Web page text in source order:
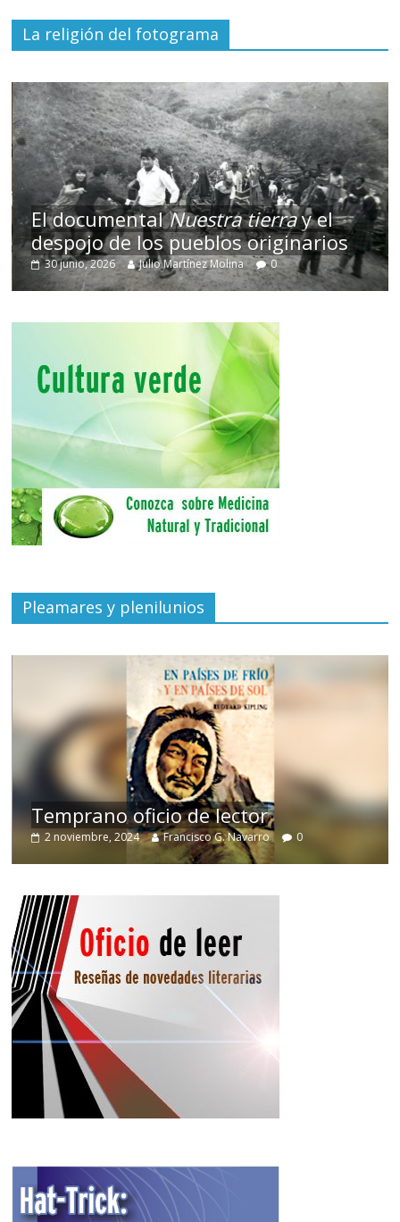
La religión del fotograma
El documentalNuestra tierray el
despojo de los pueblos originarios
30 junio, 2026 Julio Martínez Molina 0
Pleamares y plenilunios
Temprano oficio de lector
2 noviembre, 2024 Francisco G. Navarro 0